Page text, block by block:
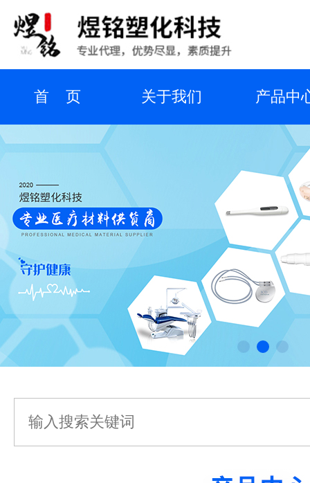
首 页 关于我们 产品中
新闻资
在线留言